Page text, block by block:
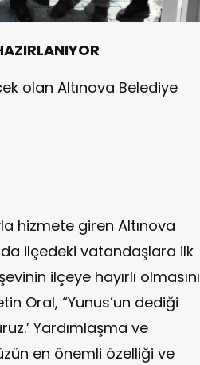
olan Altınova Belediye
hizmete giren Altınova
ilçedeki vatandaşlara ilk
ilçeye hayırlı olmasını
Oral, “Yunus’un dediği
Yardımlaşma ve
en önemli özelliği ve